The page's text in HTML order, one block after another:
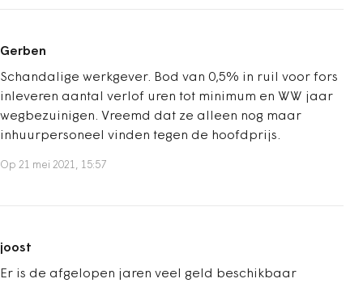
Gerben
Schandalige werkgever. Bod van 0,5% in ruil voor fors
inleveren aantal verlof uren tot minimum en WW jaar
wegbezuinigen. Vreemd dat ze alleen nog maar
inhuurpersoneel vinden tegen de hoofdprijs.
Op 21 mei 2021, 15:57
joost
Er is de afgelopen jaren veel geld beschikbaar